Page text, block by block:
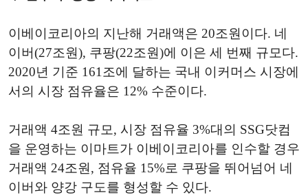
이베이코리아의 지난해 거래액은 20조원이다. 네
이버(27조원), 쿠팡(22조원)에 이은 세 번째 규모다.
2020년 기준 161조에 달하는 국내 이커머스 시장에
서의 시장 점유율은 12% 수준이다.
거래액 4조원 규모, 시장 점유율 3%대의 SSG닷컴
을 운영하는 이마트가 이베이코리아를 인수할 경우
거래액 24조원, 점유율 15%로 쿠팡을 뛰어넘어 네
이버와 양강 구도를 형성할 수 있다.